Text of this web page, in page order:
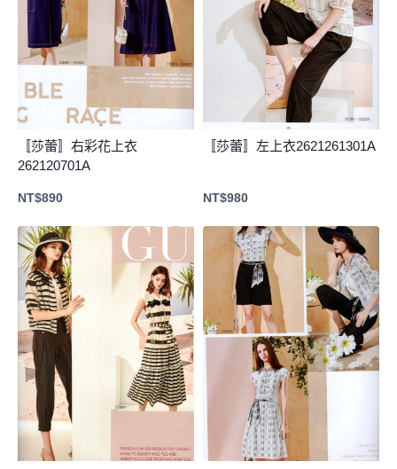
〚莎蕾〛右彩花上衣
262120701A
NT$890
〚莎蕾〛左上衣2621261301A
NT$980